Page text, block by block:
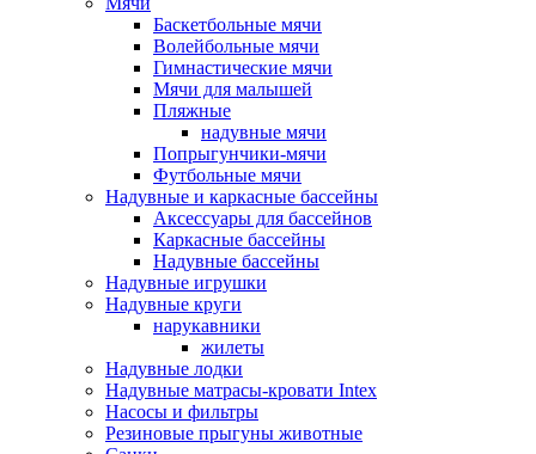
Баскетбольные мячи
Волейбольные мячи
Гимнастические мячи
Мячи для малышей
Пляжные
надувные мячи
Попрыгунчики-мячи
Футбольные мячи
Надувные и каркасные бассейны
Аксессуары для бассейнов
Каркасные бассейны
Надувные бассейны
Надувные игрушки
Надувные круги
нарукавники
жилеты
Надувные лодки
Надувные матрасы-кровати Intex
Насосы и фильтры
Резиновые прыгуны животные